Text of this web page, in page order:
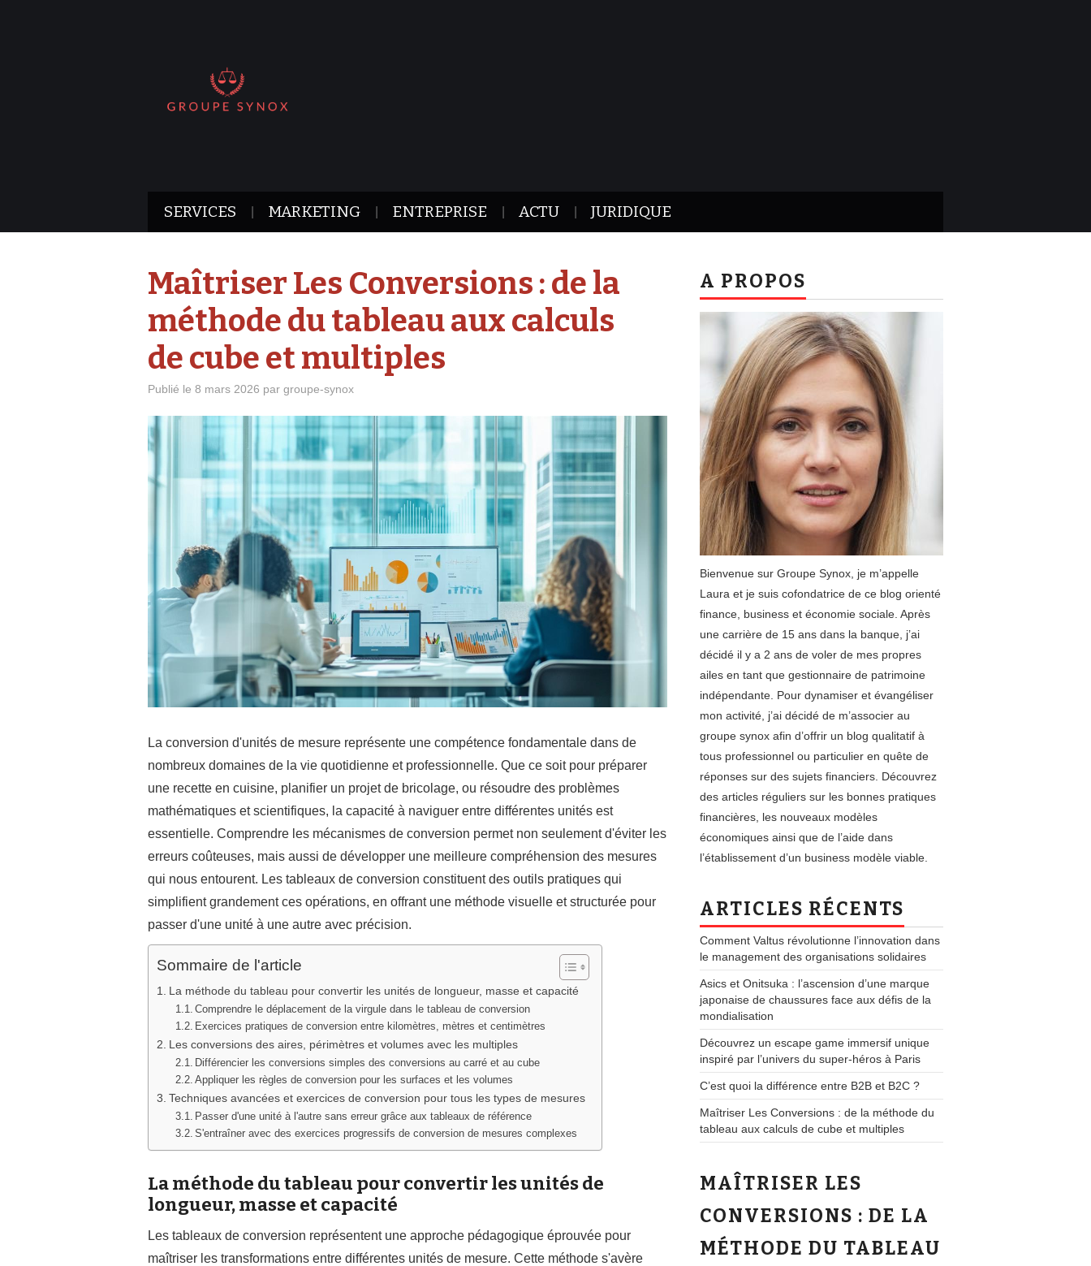
SERVICES MARKETING ENTREPRISE ACTU JURIDIQUE
Maîtriser Les Conversions : de la
méthode du tableau aux calculs
de cube et multiples
Publié le 8 mars 2026 par groupe-synox
La conversion d'unités de mesure représente une compétence fondamentale dans de
nombreux domaines de la vie quotidienne et professionnelle. Que ce soit pour préparer
une recette en cuisine, planifier un projet de bricolage, ou résoudre des problèmes
mathématiques et scientifiques, la capacité à naviguer entre différentes unités est
essentielle. Comprendre les mécanismes de conversion permet non seulement d'éviter les
erreurs coûteuses, mais aussi de développer une meilleure compréhension des mesures
qui nous entourent. Les tableaux de conversion constituent des outils pratiques qui
simplifient grandement ces opérations, en offrant une méthode visuelle et structurée pour
passer d'une unité à une autre avec précision.
Sommaire de l'article
La méthode du tableau pour convertir les unités de longueur, masse et capacité
Comprendre le déplacement de la virgule dans le tableau de conversion
Exercices pratiques de conversion entre kilomètres, mètres et centimètres
Les conversions des aires, périmètres et volumes avec les multiples
Différencier les conversions simples des conversions au carré et au cube
Appliquer les règles de conversion pour les surfaces et les volumes
Techniques avancées et exercices de conversion pour tous les types de mesures
Passer d'une unité à l'autre sans erreur grâce aux tableaux de référence
S'entraîner avec des exercices progressifs de conversion de mesures complexes
La méthode du tableau pour convertir les unités de
longueur, masse et capacité
Les tableaux de conversion représentent une approche pédagogique éprouvée pour
maîtriser les transformations entre différentes unités de mesure. Cette méthode s'avère
A PROPOS
Bienvenue sur Groupe Synox, je m’appelle
Laura et je suis cofondatrice de ce blog orienté
finance, business et économie sociale. Après
une carrière de 15 ans dans la banque, j’ai
décidé il y a 2 ans de voler de mes propres
ailes en tant que gestionnaire de patrimoine
indépendante. Pour dynamiser et évangéliser
mon activité, j’ai décidé de m’associer au
groupe synox afin d’offrir un blog qualitatif à
tous professionnel ou particulier en quête de
réponses sur des sujets financiers. Découvrez
des articles réguliers sur les bonnes pratiques
financières, les nouveaux modèles
économiques ainsi que de l’aide dans
l’établissement d’un business modèle viable.
ARTICLES RÉCENTS
Comment Valtus révolutionne l’innovation dans
le management des organisations solidaires
Asics et Onitsuka : l’ascension d’une marque
japonaise de chaussures face aux défis de la
mondialisation
Découvrez un escape game immersif unique
inspiré par l’univers du super-héros à Paris
C’est quoi la différence entre B2B et B2C ?
Maîtriser Les Conversions : de la méthode du
tableau aux calculs de cube et multiples
MAÎTRISER LES
CONVERSIONS : DE LA
MÉTHODE DU TABLEAU